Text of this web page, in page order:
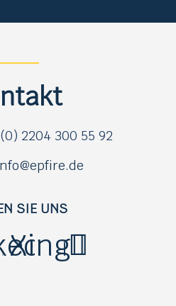
2204 300 55 92
SIE UNS
Xing